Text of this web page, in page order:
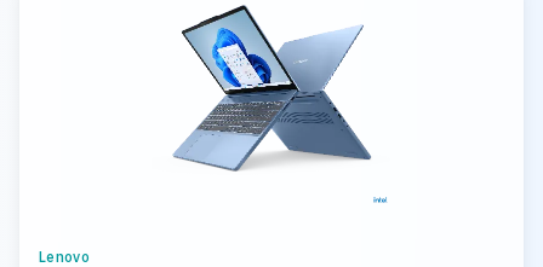
Lenovo